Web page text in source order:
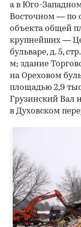
а в Юго-
Восточном — по
объекта общей
крупнейших —
бульваре, д. 5,
м; здание
на Ореховом
площадью 2,9
Грузинский Вал
в Духовском